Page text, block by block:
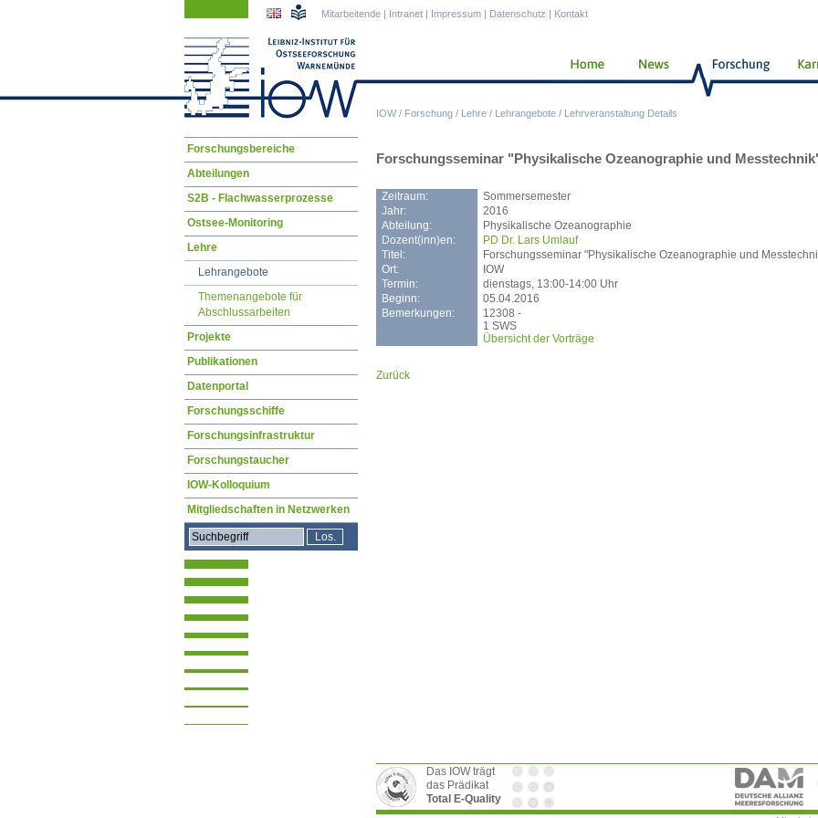
IOW/ Forschung / Lehre / Lehrangebote / Lehrveranstaltung Details
Mitarbeitende | Intranet | Impressum | Datenschutz | Kontakt
Forschungsseminar "Physikalische Ozeanographie und
Zeitraum:
Sommersemester
Jahr:
2016
Abteilung:
Physikalische Ozeanographie
Dozent(inn)en:
PD Dr. Lars Umlauf
Titel:
Forschungsseminar "Physikalische Ozeanographie und
Ort:
IOW
Termin:
dienstags, 13:00-14:00 Uhr
Beginn:
05.04.2016
Bemerkungen:
12308 -
1 SWS
Übersicht der Vorträge
Zurück
Navigation
überspringen
Forschungsbereiche
Abteilungen
S2B - Flachwasserprozesse
Ostsee-Monitoring
Lehre
Lehrangebote
Themenangebote für
Abschlussarbeiten
Projekte
Publikationen
Datenportal
Forschungsschiffe
Forschungsinfrastruktur
Forschungstaucher
IOW-Kolloquium
Mitgliedschaften in Netzwerken
Das IOW trägt
das Prädikat
Total E-Quality